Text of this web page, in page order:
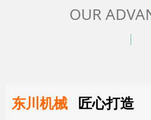
OUR
东川机械 匠心打造